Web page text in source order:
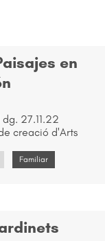
en
27.11.22
creació d'Arts
Familiar